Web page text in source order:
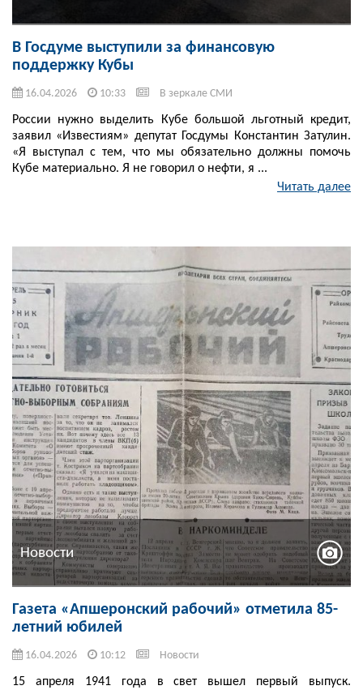
В Госдуме выступили за финансовую
поддержку Кубы
16.04.2026 10:33 В зеркале СМИ
России нужно выделить Кубе большой льготный кредит,
заявил «Известиям» депутат Госдумы Константин Затулин.
«Я выступал с тем, что мы обязательно должны помочь
Кубе материально. Я не говорил о нефти, я ...
Читать далее
Новости
Газета «Апшеронский рабочий» отметила 85-
летний юбилей
16.04.2026 10:12 Новости
15 апреля 1941 года в свет вышел первый выпуск.